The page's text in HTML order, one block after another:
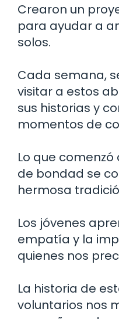
Crearon un
para ayudar a
solos.
Cada semana,
visitar a estos
sus historias y
momentos de
Lo que
de bondad se
hermosa
Los jóvenes
empatía y la
quienes nos
La historia de
voluntarios nos